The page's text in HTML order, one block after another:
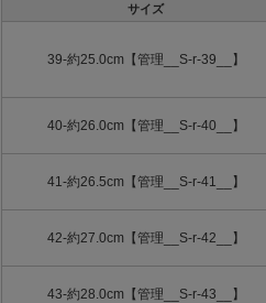
サイズ
39-約25.0cm【管理__S-r-39__】
40-約26.0cm【管理__S-r-40__】
41-約26.5cm【管理__S-r-41__】
42-約27.0cm【管理__S-r-42__】
43-約28.0cm【管理__S-r-43__】